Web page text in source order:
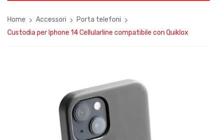
Home Accessori
Porta telefoni
Custodia per Iphone 14 Cellularline compatibile con Quiklox